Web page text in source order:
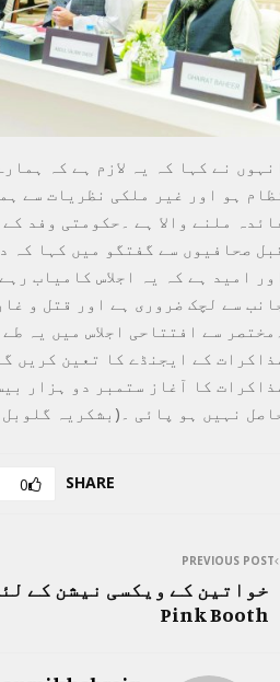
انہوں نے کہا کہ یہ لازم ہے کہ
نظام ہو اور غیر ملکی نظریات سے
ملنے والا ہے ۔حکومتی وفد
صحافیوں سے گفتگو میں کہا کہ
اور امید ہے کہ یہ اجلاس کامیاب
سے لچک ضروری ہے اور قتل و
سے افتتاحی اجلاس میں یہ
کے ایجنڈے کا تعین کریں
کا آغاز ستمبر دو ہزار
نہيں ہو پائی ۔(بشکریہ
SHARE
0
PREVIOUS POST
خواتین کے ویکسی نیشن کے
Pink Booth